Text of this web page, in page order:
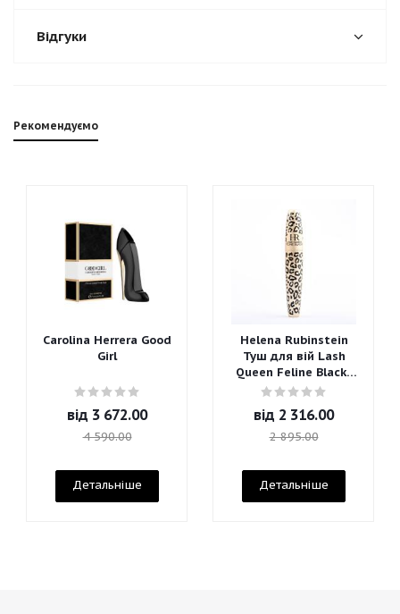
Відгуки
Рекомендуємо
Carolina Herrera Good
Girl
від 3 672.00
4 590.00
Детальніше
Helena Rubinstein
Туш для вій Lash
Queen Feline Blacks
Mascara
від 2 316.00
2 895.00
Детальніше